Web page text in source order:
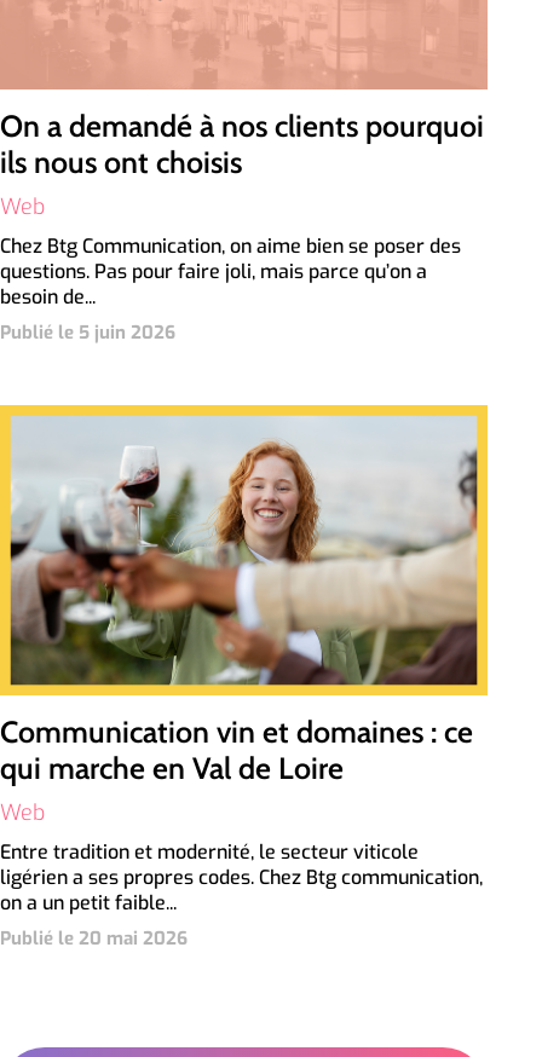
On a demandé à nos clients pourquoi
ils nous ont choisis
Web
Chez Btg Communication, on aime bien se poser des
questions. Pas pour faire joli, mais parce qu’on a
besoin de...
Publié le 5 juin 2026
Communication vin et domaines : ce
qui marche en Val de Loire
Web
Entre tradition et modernité, le secteur viticole
ligérien a ses propres codes. Chez Btg communication,
on a un petit faible...
Publié le 20 mai 2026